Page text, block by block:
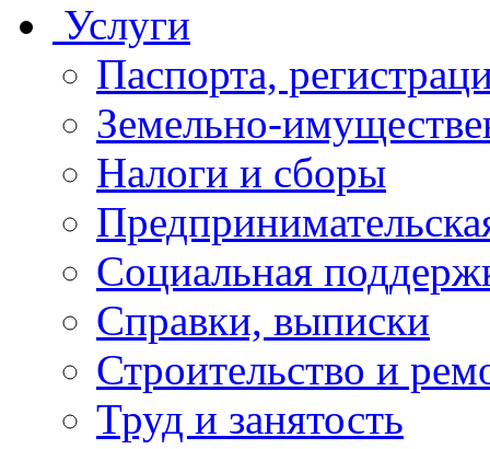
Услуги
Паспорта,
Земельно-
Налоги и сборы
Социальная
Справки, выписки
Строительство и
Труд и занятость